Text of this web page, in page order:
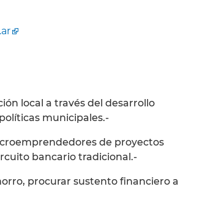
local a través del desarrollo
municipales.-
de proyectos
bancario tradicional.-
procurar sustento financiero a